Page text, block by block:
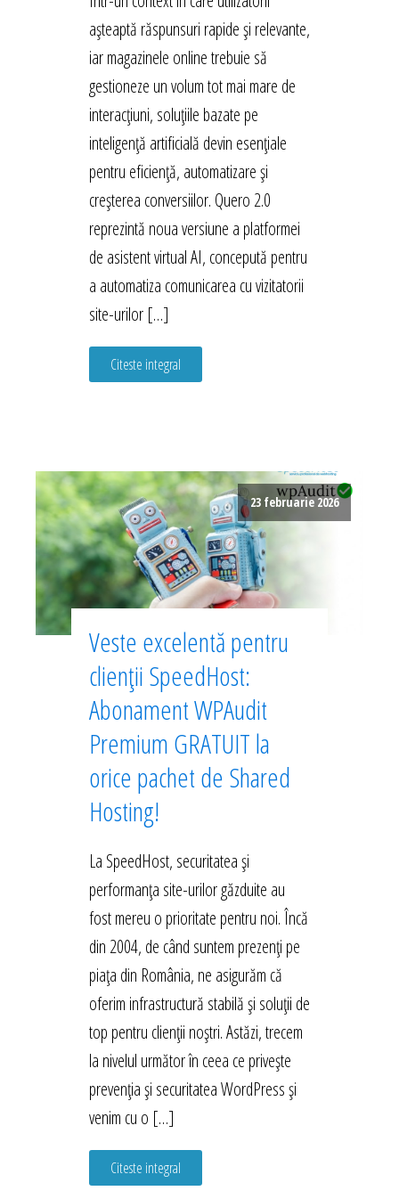
așteaptă răspunsuri rapide și relevante,
iar magazinele online trebuie să
gestioneze un volum tot mai mare de
interacțiuni, soluțiile bazate pe
inteligență artificială devin esențiale
pentru eficiență, automatizare și
creșterea conversiilor. Quero 2.0
reprezintă noua versiune a platformei
de asistent virtual AI, concepută pentru
a automatiza comunicarea cu vizitatorii
site-urilor […]
Citeste integral
23 februarie 2026
Veste excelentă pentru
clienții SpeedHost:
Abonament WPAudit
Premium GRATUIT la
orice pachet de Shared
Hosting!
La SpeedHost, securitatea și
performanța site-urilor găzduite au
fost mereu o prioritate pentru noi. Încă
din 2004, de când suntem prezenți pe
piața din România, ne asigurăm că
oferim infrastructură stabilă și soluții de
top pentru clienții noștri. Astăzi, trecem
la nivelul următor în ceea ce privește
prevenția și securitatea WordPress și
venim cu o […]
Citeste integral